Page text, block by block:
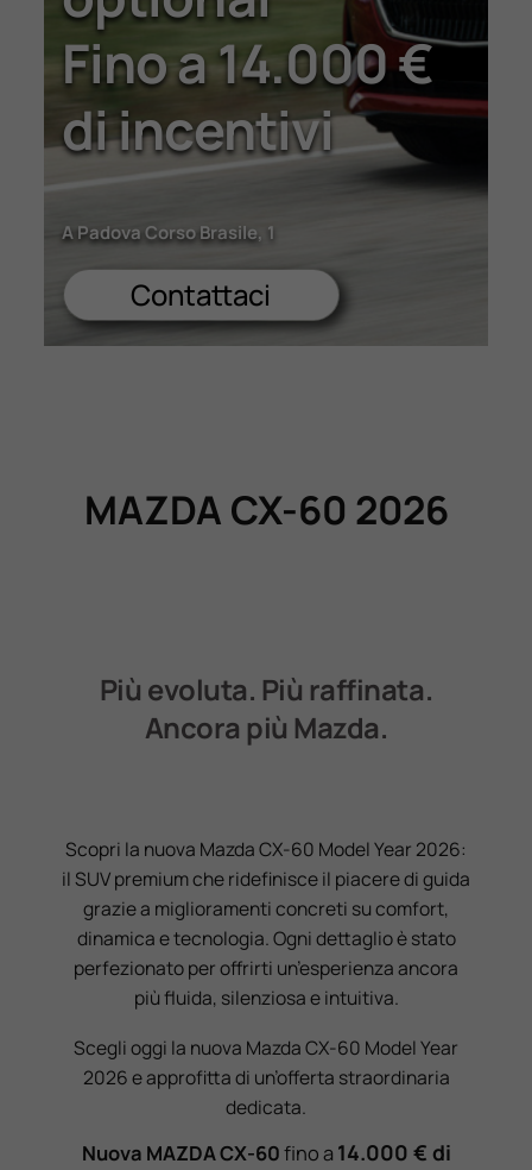
Lavora Con Noi
Contattaci
Fino a 14.000 €
di incentivi
A Padova Corso Brasile, 1
Contattaci
MAZDA CX-60 2026
Più evoluta. Più raffinata.
Ancora più Mazda.
Scopri la nuova Mazda CX-60 Model Year 2026:
il SUV premium che ridefinisce il piacere di guida
grazie a miglioramenti concreti su comfort,
dinamica e tecnologia. Ogni dettaglio è stato
perfezionato per offrirti un’esperienza ancora
più fluida, silenziosa e intuitiva.
Scegli oggi la nuova Mazda CX-60 Model Year
2026 e approfitta di un’offerta straordinaria
dedicata.
Nuova MAZDA CX-60fino a 14.000 € di